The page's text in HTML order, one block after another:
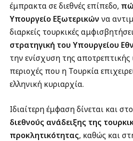
έμπρακτα σε διεθνές επίπεδο,
Υπουργείο Εξωτερικών να
διαρκείς τουρκικές
στρατηγική του Υπουργείου
την ενίσχυση της αποτρεπτικής
περιοχές που η Τουρκία
ελληνική κυριαρχία.
Ιδιαίτερη έμφαση δίνεται και
διεθνούς ανάδειξης της
προκλητικότητας, καθώς και